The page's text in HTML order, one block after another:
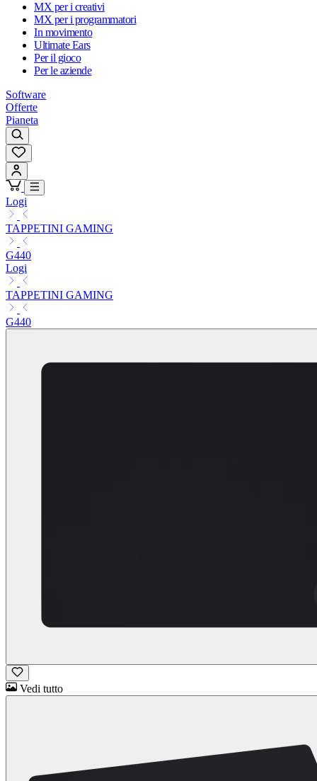
MX per i creativi
MX per i programmatori
In movimento
Ultimate Ears
Per il gioco
Per le aziende
Software
Offerte
Pianeta
Logi
TAPPETINI GAMING
G440
Logi
TAPPETINI GAMING
G440
Vedi tutto